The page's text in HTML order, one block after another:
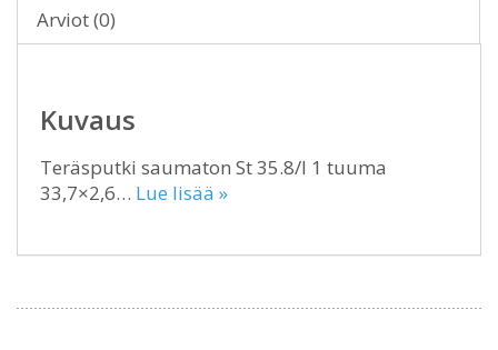
Arviot (0)
Kuvaus
Teräsputki saumaton St 35.8/I 1 tuuma
33,7×2,6… Lue lisää »